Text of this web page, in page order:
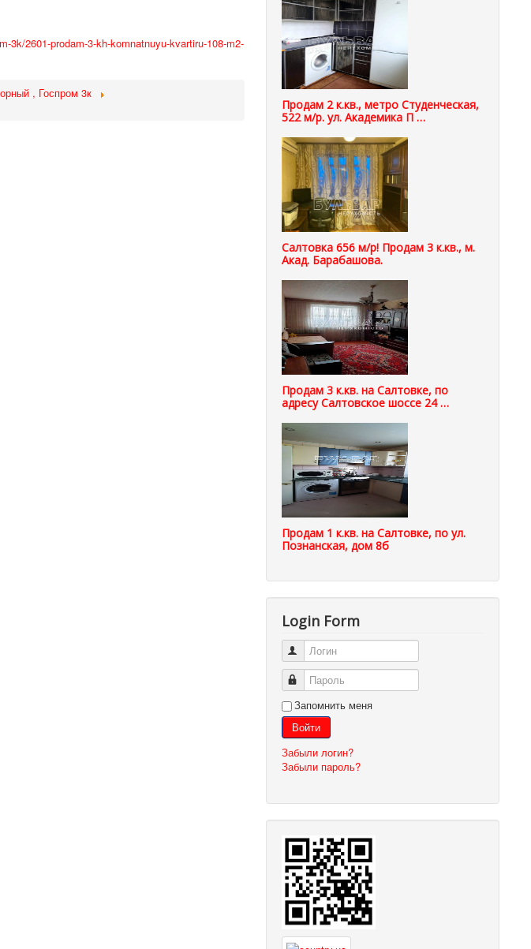
3k/2601-prodam-3-kh-komnatnuyu-kvartiru-108-m2-
, Госпром 3к
Продам 2 к.кв., метро Студенческая,
522 м/р. ул. Академика П …
Салтовка 656 м/р! Продам 3 к.кв., м.
Акад. Барабашова.
Продам 3 к.кв. на Салтовке, по
адресу Салтовское шоссе 24 …
Продам 1 к.кв. на Салтовке, по ул.
Познанская, дом 8б
Login Form
Логин
Пароль
Запомнить меня
Войти
Забыли логин?
Забыли пароль?